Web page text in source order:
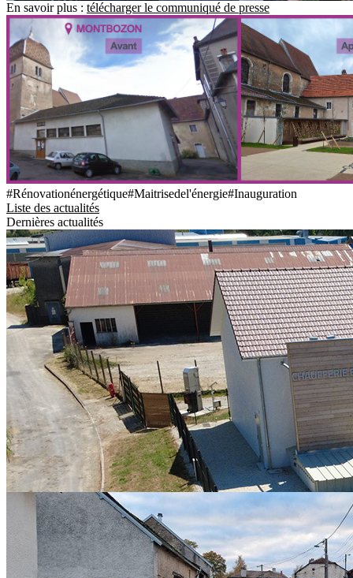
En savoir plus : télécharger le communiqué de presse
#Rénovationénergétique#Maitrisedel'énergie#Inauguration
Liste des actualités
Dernières actualités
Contrat de Chaleur Renouvelable Territorial
mercredi 29 juillet 2026
CHALEUR RENOUVELABLE : DES AIDES POUR PASSER
À L'ACTION Depuis 2023, le SIED 70 pilote, pour le compte de
l’État et par l’intermédiaire de l’ADEME, le...